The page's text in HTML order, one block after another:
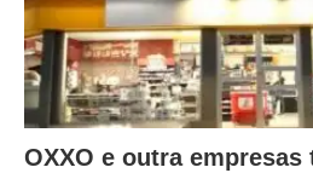
OXXO e outra empresas